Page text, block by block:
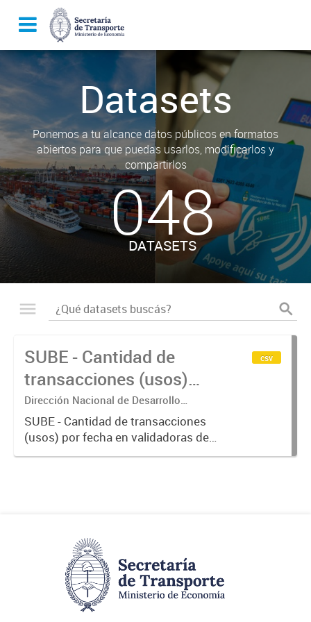
Datasets
Ponemos a tu alcance datos públicos en formatos
abiertos para que puedas usarlos, modificarlos y
compartirlos
048
DATASETS
SUBE - Cantidad de
transacciones (usos)
por fecha
Dirección Nacional de Desarrollo
Tecnológico - Ministerio de Transporte.
SUBE - Cantidad de transacciones
(usos) por fecha en validadoras de
la red SUBE.
csv